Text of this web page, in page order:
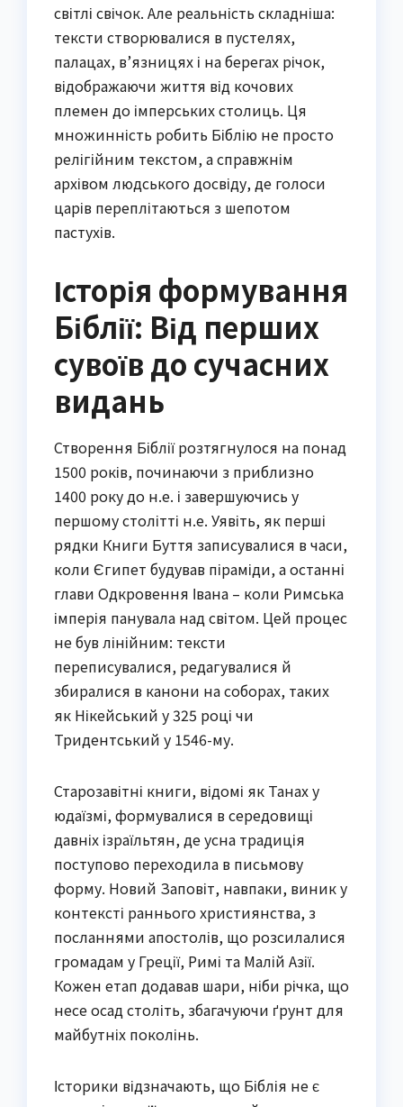
світлі свічок. Але реальність складніша:
тексти створювалися в пустелях,
палацах, в’язницях і на берегах річок,
відображаючи життя від кочових
племен до імперських столиць. Ця
множинність робить Біблію не просто
релігійним текстом, а справжнім
архівом людського досвіду, де голоси
царів переплітаються з шепотом
пастухів.
Історія формування
Біблії: Від перших
сувоїв до сучасних
видань
Створення Біблії розтягнулося на понад
1500 років, починаючи з приблизно
1400 року до н.е. і завершуючись у
першому столітті н.е. Уявіть, як перші
рядки Книги Буття записувалися в часи,
коли Єгипет будував піраміди, а останні
глави Одкровення Івана – коли Римська
імперія панувала над світом. Цей процес
не був лінійним: тексти
переписувалися, редагувалися й
збиралися в канони на соборах, таких
як Нікейський у 325 році чи
Тридентський у 1546-му.
Старозавітні книги, відомі як Танах у
юдаїзмі, формувалися в середовищі
давніх ізраїльтян, де усна традиція
поступово переходила в письмову
форму. Новий Заповіт, навпаки, виник у
контексті раннього християнства, з
посланнями апостолів, що розсилалися
громадам у Греції, Римі та Малій Азії.
Кожен етап додавав шари, ніби річка, що
несе осад століть, збагачуючи ґрунт для
майбутніх поколінь.
Історики відзначають, що Біблія не є